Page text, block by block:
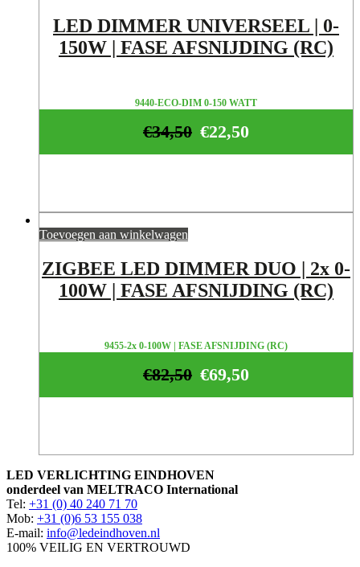
LED DIMMER UNIVERSEEL | 0-
150W | FASE AFSNIJDING (RC)
9440-ECO-DIM 0-150 WATT
€22,50
€34,50
Toevoegen aan winkelwagen
ZIGBEE LED DIMMER DUO | 2x 0-
100W | FASE AFSNIJDING (RC)
9455-2x 0-100W | FASE AFSNIJDING (RC)
€69,50
€82,50
LED VERLICHTING EINDHOVEN
onderdeel van MELTRACO International
Tel: +31 (0) 40 240 71 70
Mob: +31 (0)6 53 155 038
E-mail: info@ledeindhoven.nl
100% VEILIG EN VERTROUWD